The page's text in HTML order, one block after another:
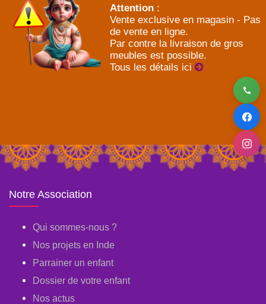
Attention :
Vente exclusive en magasin - Pas
de vente en ligne.
Par contre la livraison de gros
meubles est possible.
Tous les détails ici
Notre Association
Qui sommes-nous ?
Nos projets en Inde
Parrainer un enfant
Dossier de votre enfant
Nos actus